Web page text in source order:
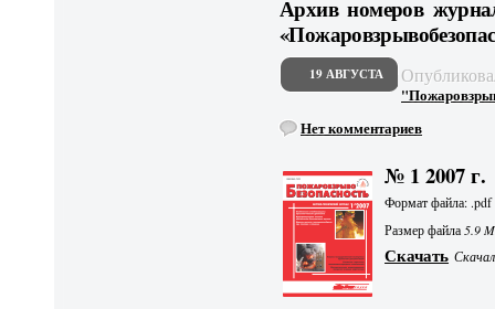
Архив номеров
19 АВГУСТА
Нет комментариев
№ 1 2007 г.
Формат файла: .pdf
Размер файла5.9
Скачать